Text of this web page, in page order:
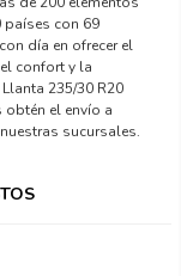
países con 69
día en ofrecer el
confort y la
235/30 R20
obtén el envío a
sucursales.